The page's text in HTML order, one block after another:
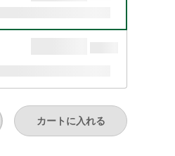
カートに入れる